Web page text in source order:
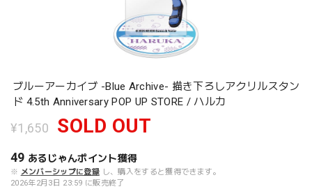
ブルーアーカイブ -Blue Archive- 描き下ろしアクリルスタン
ド 4.5th Anniversary POP UP STORE / ハルカ
¥1,650 SOLD OUT
49 あるじゃんポイント獲得
※ メンバーシップに登録 し、購入をすると獲得できます。
2026年2月3日 23:59 に販売終了